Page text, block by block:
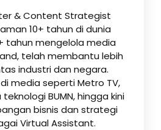
& Content Strategist
10+ tahun di dunia
tahun mengelola media
telah membantu lebih
industri dan negara.
media seperti Metro TV,
teknologi BUMN, hingga kini
bisnis dan strategi
Virtual Assistant.